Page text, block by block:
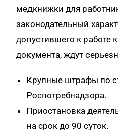
медкнижки для
законодательный
допустившего к работе
документа, ждут
Крупные штрафы по
Роспотребнадзора.
Приостановка
на срок до 90 суток.